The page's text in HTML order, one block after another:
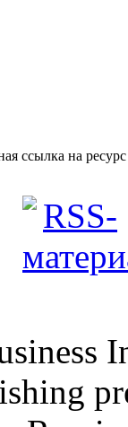
ссылка на